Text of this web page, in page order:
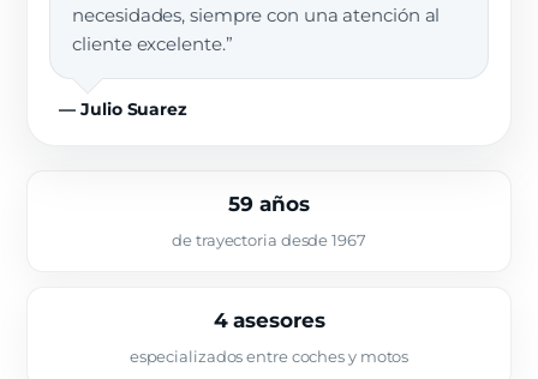
necesidades, siempre con una atención al
cliente excelente.”
— Julio Suarez
59 años
de trayectoria desde 1967
4 asesores
especializados entre coches y motos